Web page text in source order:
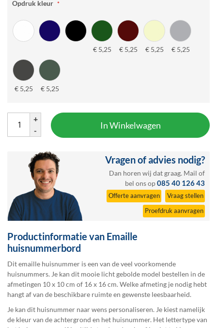
Vragen of advies nodig?
Dan horen wij dat graag. Mail of
bel ons op085 40 126 43
Offerte aanvragen
Vraag stellen
Proefdruk aanvragen
Opdruk kleur
€ 5,25 € 5,25 € 5,25 € 5,25
€ 5,25 € 5,25
+
-
In Winkelwagen
Productinformatie van Emaille
huisnummerbord
Dit emaille huisnummer is een van de veel voorkomende
huisnummers. Je kan dit mooie licht gebolde model bestellen in de
afmetingen 10 x 10 cm of 16 x 16 cm. Welke afmeting je nodig hebt
hangt af van de beschikbare ruimte en gewenste leesbaarheid.
Je kan dit huisnummer naar wens personaliseren. Je kiest namelijk
de kleur van de achtergrond en het huisnummer. Het lettertype van